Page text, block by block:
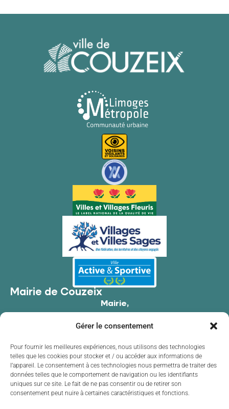
Gérer le consentement
Pour fournir les meilleures expériences, nous utilisons des technologies
telles que les cookies pour stocker et / ou accéder aux informations de
l’appareil. Le consentement à ces technologies nous permettra de traiter des
données telles que le comportement de navigation ou les identifiants
uniques sur ce site. Le fait de ne pas consentir ou de retirer son
consentement peut nuire à certaines caractéristiques et fonctions.
Mairie de Couzeix
Mairie,
87270 Couzeix
05 55 39 34 09
Contacter la mairie
Horaires d'ouverture
Lundide 8h30 à 12h00 et de 13h30 à 17h30
Mardi
de 8h30 à 12h00 et de 13h30 à 17h30